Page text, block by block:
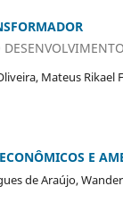
Mateus
E
de Araújo,